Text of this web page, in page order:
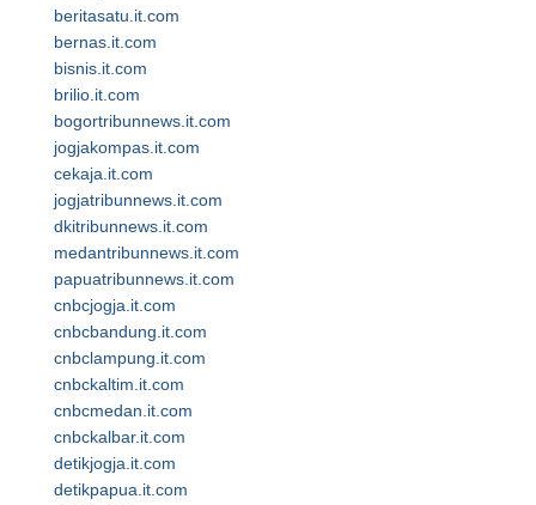
beritasatu.it.com
bernas.it.com
bisnis.it.com
brilio.it.com
bogortribunnews.it.com
jogjakompas.it.com
cekaja.it.com
jogjatribunnews.it.com
dkitribunnews.it.com
medantribunnews.it.com
papuatribunnews.it.com
cnbcjogja.it.com
cnbcbandung.it.com
cnbclampung.it.com
cnbckaltim.it.com
cnbcmedan.it.com
cnbckalbar.it.com
detikjogja.it.com
detikpapua.it.com